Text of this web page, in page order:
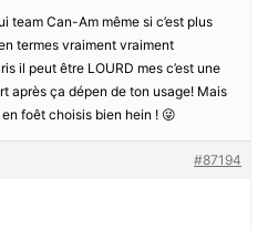
team Can-Am même si c’est plus
termes vraiment vraiment
il peut être LOURD mes c’est une
après ça dépen de ton usage! Mais
foêt choisis bien hein ! 😜
#87194